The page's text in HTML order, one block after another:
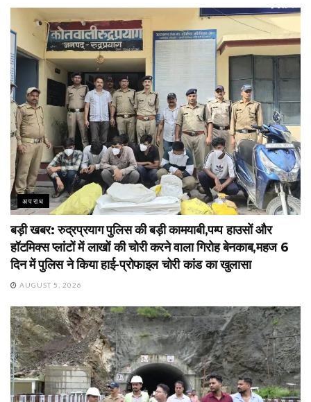
अपराध
बड़ी खबर: रुद्रप्रयाग पुलिस की बड़ी कामयाबी,पम्प हाउसों और
हॉटमिक्स प्लांटों में लाखों की चोरी करने वाला गिरोह बेनकाब,महज 6
दिन में पुलिस ने किया हाई-प्रोफाइल चोरी कांड का खुलासा
AUGUST 5, 2026